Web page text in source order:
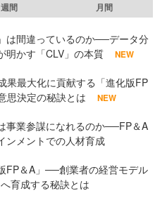
週間 月間
は間違っているのか──データ分
明かす「CLV」の本質
NEW
果最大化に貢献する「進化版FP
思決定の秘訣とは
NEW
事業参謀になれるのか──FP＆A
ンメントでの人材育成
FP＆A」──創業者の経営モデル
育成する秘訣とは